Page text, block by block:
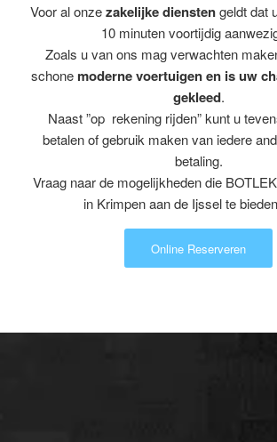
Voor al onzezakelijke dienstengeldt dat
10 minuten voortijdig
Zoals u van ons mag verwachten
schone moderne voertuigen en is uw
gekleed.
Naast ”op rekening rijden” kunt u
betalen of gebruik maken van iedere
betaling.
Vraag naar de mogelijkheden die
in Krimpen aan de Ijssel te
Online Reserveren